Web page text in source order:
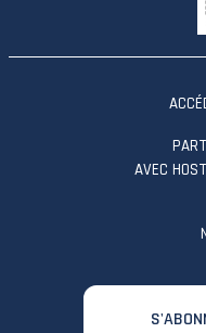
AVEC